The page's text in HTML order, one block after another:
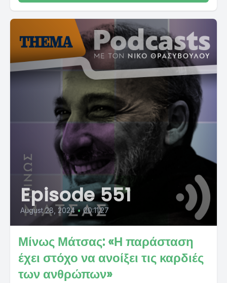
Episode 551
August 28, 2024 • 00:11:27
Μίνως Μάτσας: «Η παράσταση
έχει στόχο να ανοίξει τις καρδιές
των ανθρώπων»